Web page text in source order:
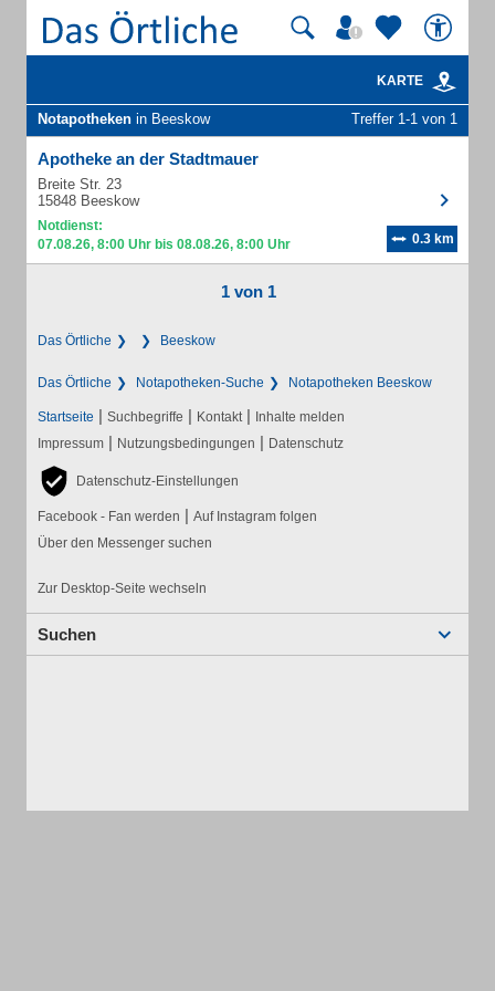
KARTE
Notapotheken in Beeskow Treffer 1-1 von 1
Apotheke an der Stadtmauer
Breite Str. 23
15848 Beeskow
Notdienst:
07.08.26, 8:00 Uhr bis 08.08.26, 8:00 Uhr
0.3 km
1 von 1
Das Örtliche Beeskow
Das Örtliche Notapotheken-Suche Notapotheken Beeskow
Startseite | Suchbegriffe | Kontakt | Inhalte melden
Impressum | Nutzungsbedingungen | Datenschutz
Datenschutz-Einstellungen
Facebook - Fan werden | Auf Instagram folgen
Über den Messenger suchen
Zur Desktop-Seite wechseln
Suchen